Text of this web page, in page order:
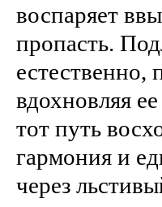
воспаряет
пропасть.
естественно,
вдохновляя
тот путь
гармония и
через